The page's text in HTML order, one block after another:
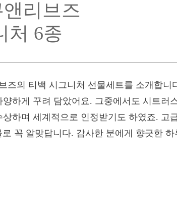
리브즈
처 6종
즈의 티백 시그니처 선물세트를 소개합니
하게 꾸려 담았어요. 그중에서도 시트러
하며 세계적으로 인정받기도 하였죠. 고
꼭 알맞답니다. 감사한 분에게 향긋한